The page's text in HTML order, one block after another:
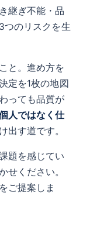
継ぎ不能・品
つのリスクを生
と。進め方を
定を1枚の地図
っても品質が
人ではなく仕
す道です。
題を感じてい
せください。
ご提案しま